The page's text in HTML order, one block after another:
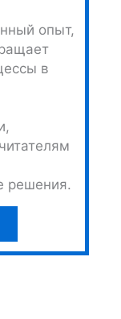
опыт,
в
решения.